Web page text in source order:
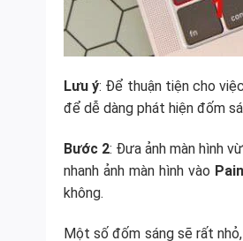
Lưu ý: Để thuận tiện cho
để dễ dàng phát hiện đốm
Bước 2: Đưa ảnh màn hình
nhanh ảnh màn hình vào
không.
Một số đốm sáng sẽ rất